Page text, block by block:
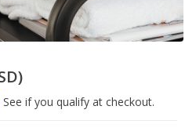
See if you qualify at checkout.